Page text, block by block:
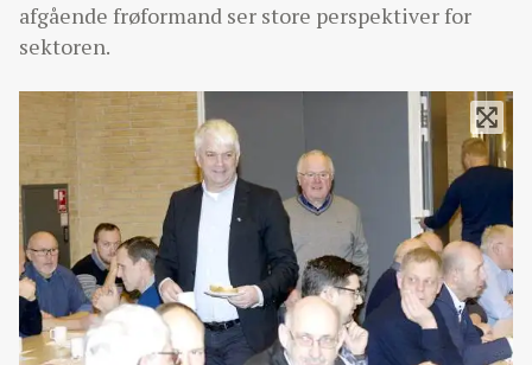
afgående frøformand ser store perspektiver for
sektoren.